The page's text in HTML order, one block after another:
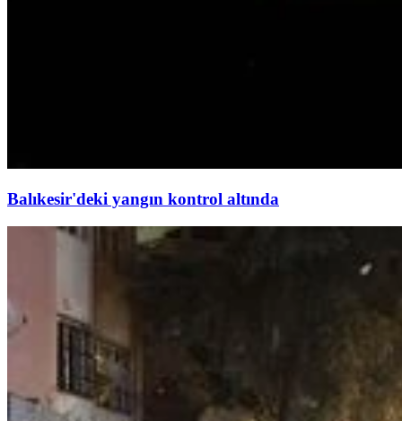
Balıkesir'deki yangın kontrol altında